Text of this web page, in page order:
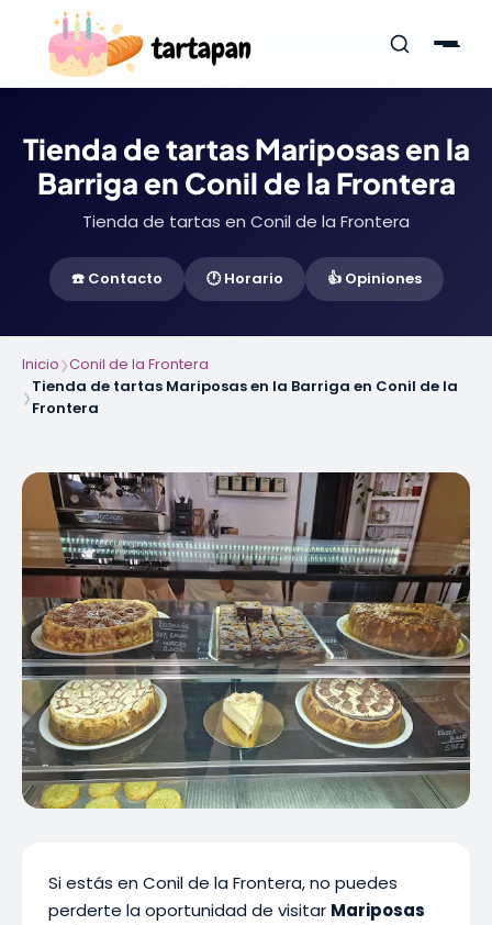
Tienda de tartas Mariposas en la
Barriga en Conil de la Frontera
Tienda de tartas en Conil de la Frontera
☎️ Contacto 🕐 Horario 👍 Opiniones
Inicio❯Conil de la Frontera
❯
Tienda de tartas Mariposas en la Barriga en Conil de la
Frontera
Si estás en Conil de la Frontera, no puedes
perderte la oportunidad de visitar Mariposas